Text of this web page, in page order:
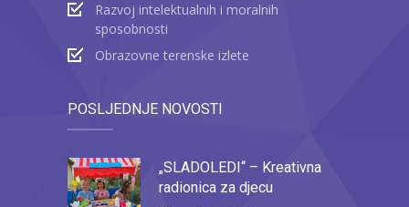
Razvoj intelektualnih i moralnih
sposobnosti
Obrazovne terenske izlete
POSLJEDNJE NOVOSTI
„SLADOLEDI“ – Kreativna
radionica za djecu